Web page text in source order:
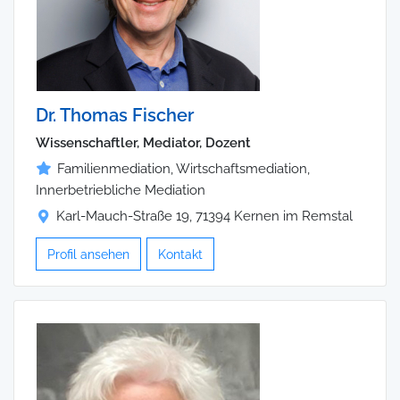
Dr. Thomas Fischer
Wissenschaftler, Mediator, Dozent
Familienmediation, Wirtschaftsmediation,
Innerbetriebliche Mediation
Karl-Mauch-Straße 19, 71394 Kernen im Remstal
Profil ansehen Kontakt